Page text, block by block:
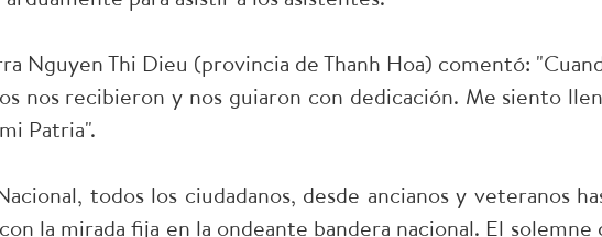
Nguyen Thi Dieu (provincia de Thanh Hoa) comentó:
nos recibieron y nos guiaron con dedicación. Me siento
Patria".
todos los ciudadanos, desde ancianos y veteranos
la mirada fija en la ondeante bandera nacional. El solemne